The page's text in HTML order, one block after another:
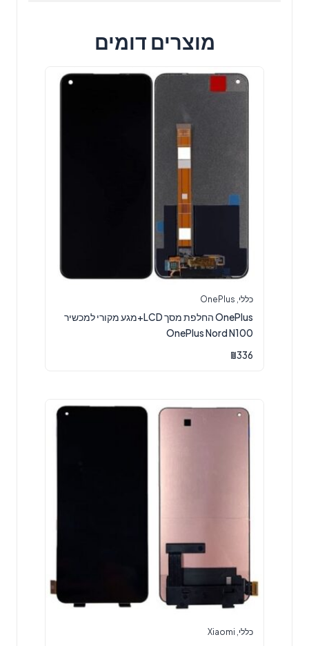
מוצרים דומים
כללי OnePlus
OnePlus החלפת מסך LCD+מגע מקורי למכשיר
OnePlus Nord N100
₪336
כללי Xiaomi